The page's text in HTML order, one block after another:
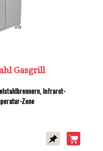
Gasgrill
Infrarot-
Zone